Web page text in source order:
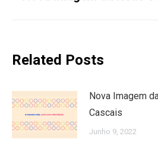
Related Posts
Nova Imagem
Cascais
Junho 9, 2022